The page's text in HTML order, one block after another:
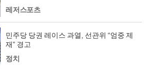
레저스포츠
민주당 당권 레이스 과열, 선관위 “엄중 제
재” 경고
정치